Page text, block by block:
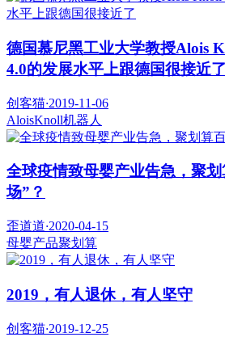
德国慕尼黑工业大学教授Alois
4.0的发展水平上跟德国很接近了
创客猫·2019-11-06
AloisKnoll机器人
全球疫情致母婴产业告急，聚
场”？
歪道道·2020-04-15
母婴产品聚划算
2019，有人退休，有人坚守
创客猫·2019-12-25